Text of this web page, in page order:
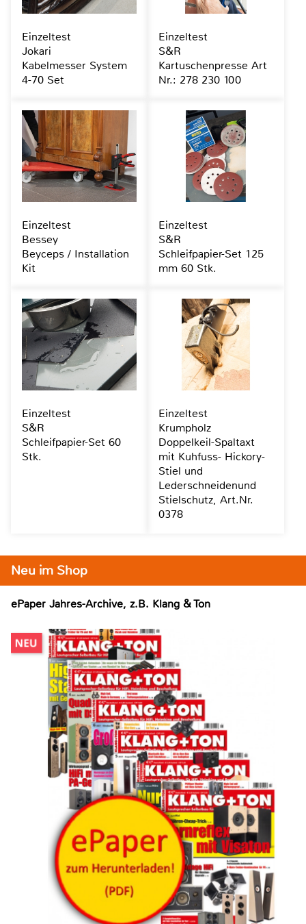
Neu im Shop
ePaper Jahres-Archive, z.B. Klang & Ton
Einzeltest
Jokari
Kabelmesser System
4-70 Set
Einzeltest
S&R
Kartuschenpresse Art
Nr.: 278 230 100
Einzeltest
Bessey
Beyceps / Installation
Kit
Einzeltest
S&R
Schleifpapier-Set 125
mm 60 Stk.
Einzeltest
S&R
Schleifpapier-Set 60
Stk.
Einzeltest
Krumpholz
Doppelkeil-Spaltaxt
mit Kuhfuss- Hickory-
Stiel und
Lederschneidenund
Stielschutz, Art.Nr.
0378